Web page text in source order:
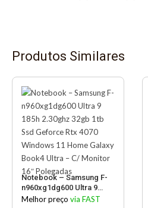
Produtos Similares
Notebook – Samsung F-
n960xg1dg600 Ultra 9
185h 2.30ghz 32gb 1tb
Melhor preço via FAST